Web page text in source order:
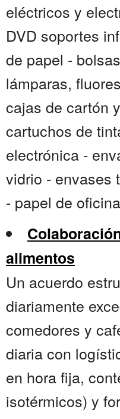
eléctricos y
DVD soportes
de papel -
lámparas,
cajas de cartón
cartuchos de
electrónica -
vidrio - envases
- papel de
alimentos
Un acuerdo
diariamente
comedores y
diaria con
en hora fija,
isotérmicos) y